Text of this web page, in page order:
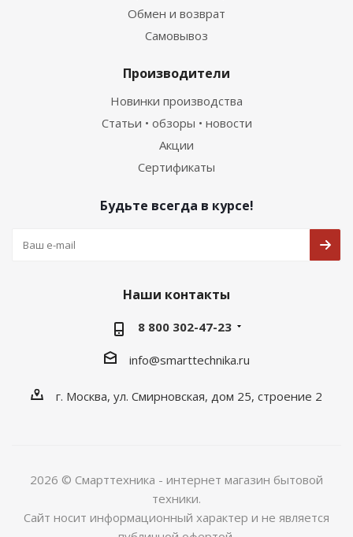
Обмен и возврат
Самовывоз
Производители
Новинки производства
Статьи • обзоры • новости
Акции
Сертификаты
Будьте всегда в курсе!
Наши контакты
8 800 302-47-23
info@smarttechnika.ru
г. Москва, ул. Смирновская, дом 25, строение 2
2026 © Смарттехника - интернет магазин бытовой
техники.
Сайт носит информационный характер и не является